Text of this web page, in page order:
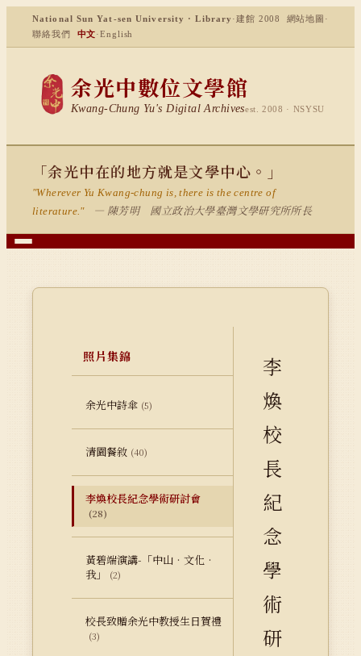
National Sun Yat-sen University · Library ·建館 2008 網站地圖 ·
聯絡我們
中文·English
余光中數位文學館
Kwang-Chung Yu's Digital Archivesest. 2008 · NSYSU
「余光中在的地方就是文學中心。」
"Wherever Yu Kwang-chung is, there is the centre of
literature."
— 陳芳明 國立政治大學臺灣文學研究所所長
照片集錦
余光中詩傘 (5)
清園餐敘 (40)
李煥校長紀念學術研討會
(28)
黃碧端演講-「中山‧文化‧
我」
(2)
校長致贈余光中教授生日賀禮
(3)
李
煥
校
長
紀
念
學
術
研